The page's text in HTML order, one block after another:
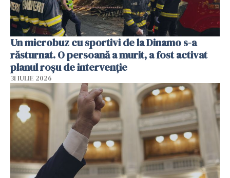
Un microbuz cu sportivi de la Dinamo s-a
răsturnat. O persoană a murit, a fost activat
planul roșu de intervenție
31 IULIE 2026